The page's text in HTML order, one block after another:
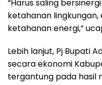
“Harus saling
ketahanan lingkungan,
ketahanan energi,”
Lebih lanjut, Pj Bupati
secara ekonomi
tergantung pada hasil